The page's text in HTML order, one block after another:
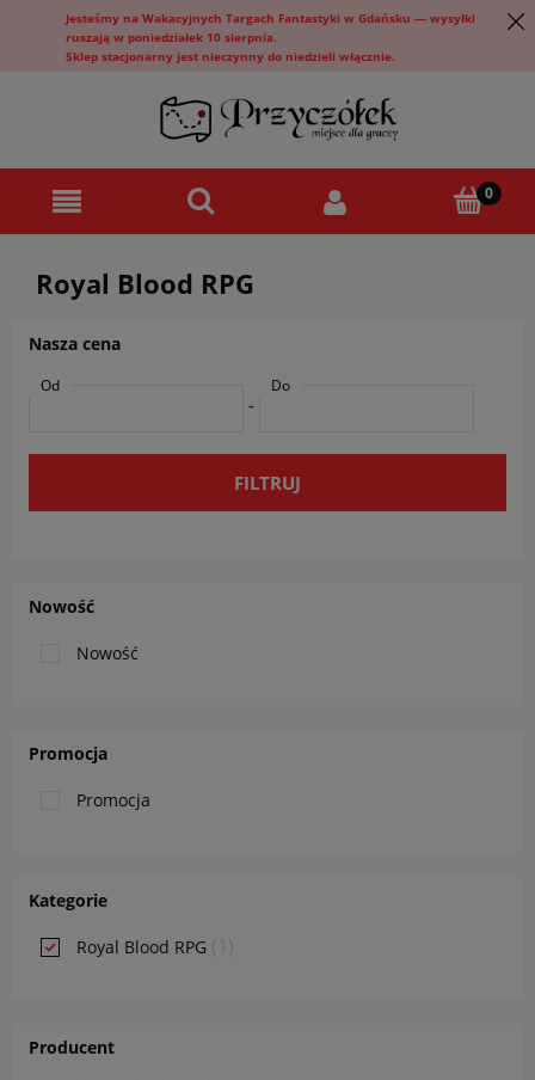
Jesteśmy na Wakacyjnych Targach Fantastyki w Gdańsku — wysyłki
ruszają w poniedziałek 10 sierpnia.
Sklep stacjonarny jest nieczynny do niedzieli włącznie.
Royal Blood RPG
Nowość
Nowość
Promocja
Promocja
Kategorie
Royal Blood RPG
Producent
Nasza cena
Od
-
Do
FILTRUJ